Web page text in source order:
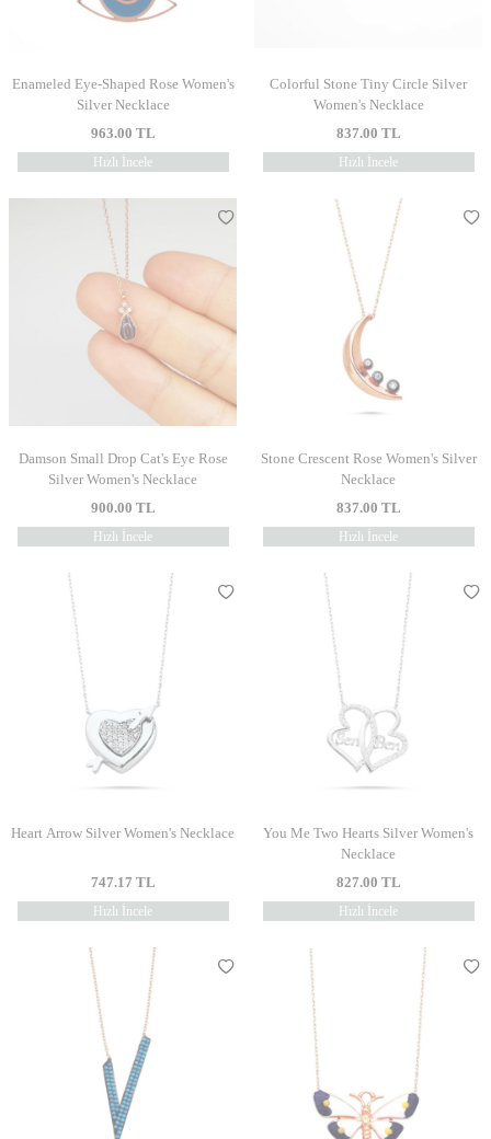
Enameled Eye-Shaped Rose Women's
Silver Necklace
963.00 TL
Hızlı İncele
Colorful Stone Tiny Circle Silver
Women's Necklace
837.00 TL
Hızlı İncele
Damson Small Drop Cat's Eye Rose
Silver Women's Necklace
900.00 TL
Hızlı İncele
Stone Crescent Rose Women's Silver
Necklace
837.00 TL
Hızlı İncele
Heart Arrow Silver Women's Necklace
747.17 TL
Hızlı İncele
You Me Two Hearts Silver Women's
Necklace
827.00 TL
Hızlı İncele